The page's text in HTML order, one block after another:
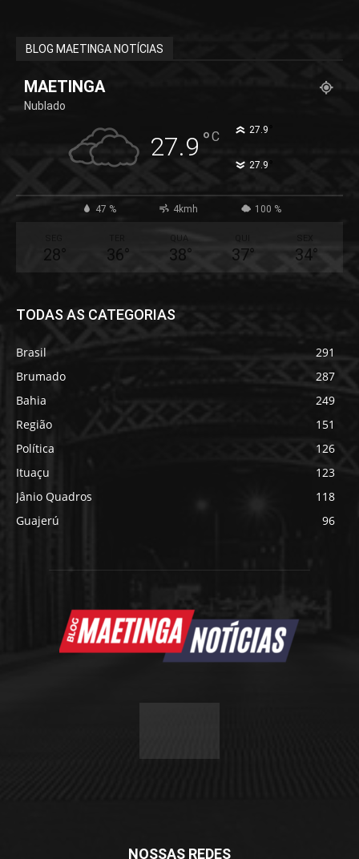
BLOG MAETINGA NOTÍCIAS
MAETINGA
Nublado
27.9 °C 27.9
27.9
47 % 4kmh 100 %
28° 36°
QUA
38° 37° 34°
TODAS AS CATEGORIAS
Brasil
291
Brumado
287
Bahia
249
Região
151
Política
126
Ituaçu
123
Jânio Quadros
118
Guajerú
96
NOSSAS REDES